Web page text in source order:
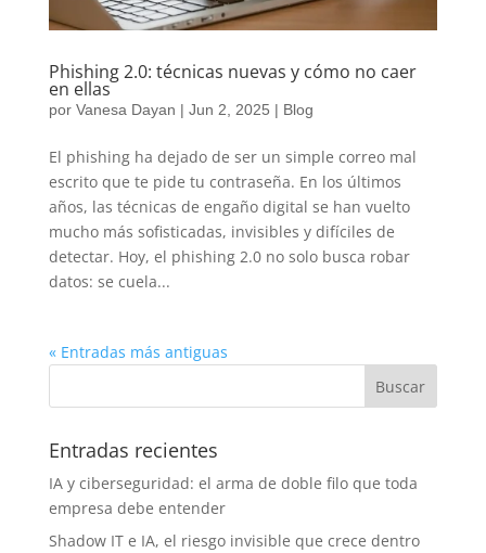
Phishing 2.0: técnicas nuevas y cómo no caer
en ellas
por Vanesa Dayan | Jun 2, 2025 | Blog
El phishing ha dejado de ser un simple correo mal
escrito que te pide tu contraseña. En los últimos
años, las técnicas de engaño digital se han vuelto
mucho más sofisticadas, invisibles y difíciles de
detectar. Hoy, el phishing 2.0 no solo busca robar
datos: se cuela...
« Entradas más antiguas
Entradas recientes
IA y ciberseguridad: el arma de doble filo que toda
empresa debe entender
Shadow IT e IA, el riesgo invisible que crece dentro